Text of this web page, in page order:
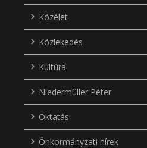
Közélet
Közlekedés
Kultúra
Niedermüller Péter
Oktatás
Önkormányzati hírek